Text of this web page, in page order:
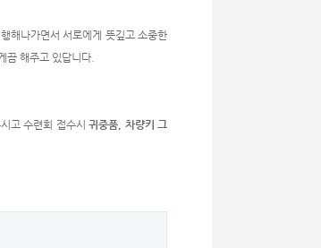
해나가면서 서로에게 뜻깊고 소중한
끔 해주고 있답니다.
고 수련회 접수시귀중품, 차량키 그